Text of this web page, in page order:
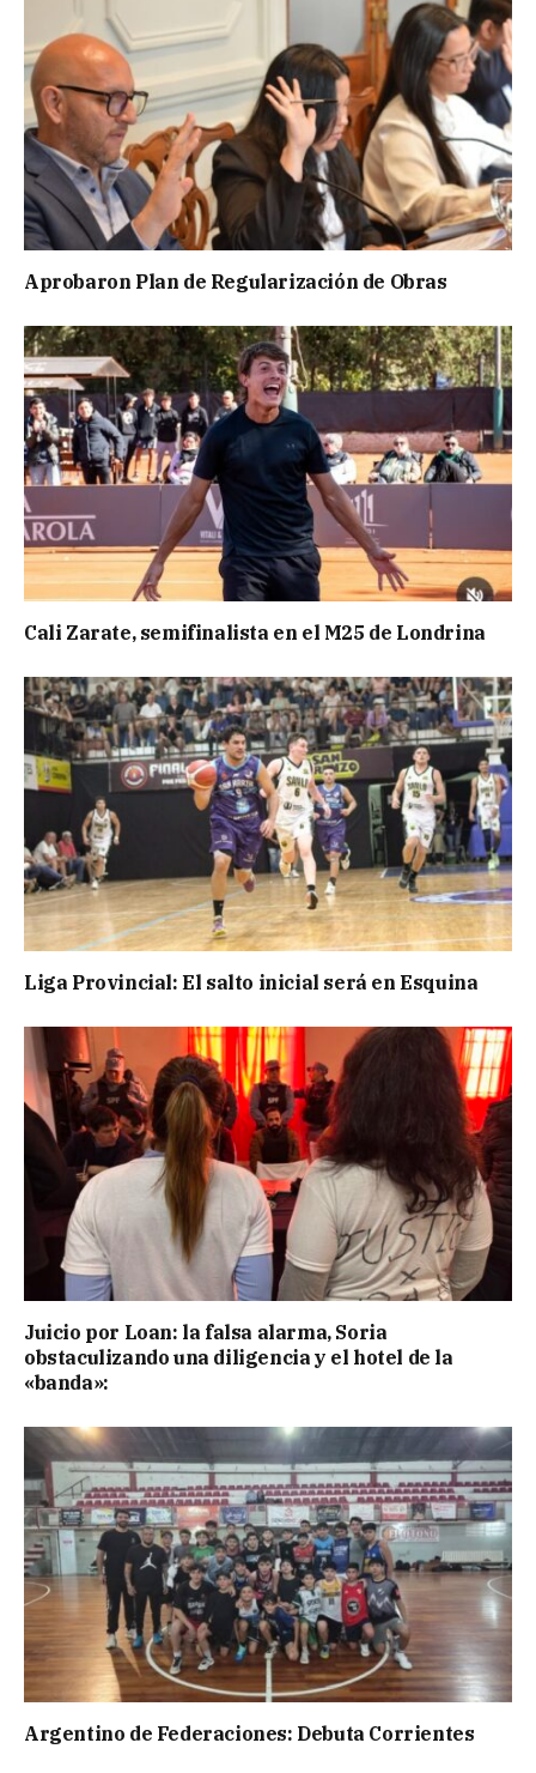
Aprobaron Plan de Regularización de Obras
Cali Zarate, semifinalista en el M25 de Londrina
Liga Provincial: El salto inicial será en Esquina
Juicio por Loan: la falsa alarma, Soria
obstaculizando una diligencia y el hotel de la
«banda»:
Argentino de Federaciones: Debuta Corrientes